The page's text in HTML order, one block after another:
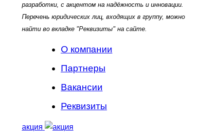
разработки, с акцентом на надёжность и инновации.
Перечень юридических лиц, входящих в группу, можно
найти во вкладке "Реквизиты" на сайте.
О компании
Партнеры
Вакансии
Реквизиты
акция